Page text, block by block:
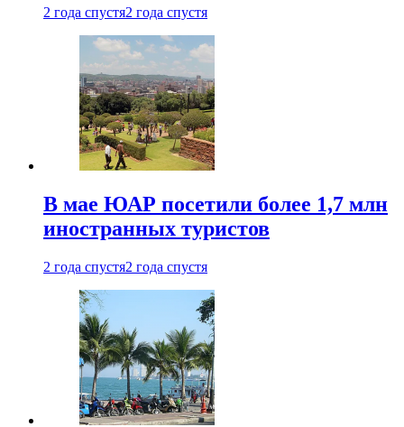
2 года спустя2 года спустя
В мае ЮАР посетили более 1,7 млн
иностранных туристов
2 года спустя2 года спустя